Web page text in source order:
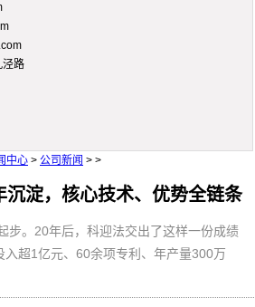
泾路
中心 > 公司新闻 > >
沉淀，核心技术、优势全链条
步。20年后，科迎法交出了这样一份成绩
入超1亿元、60余项专利、年产量300万